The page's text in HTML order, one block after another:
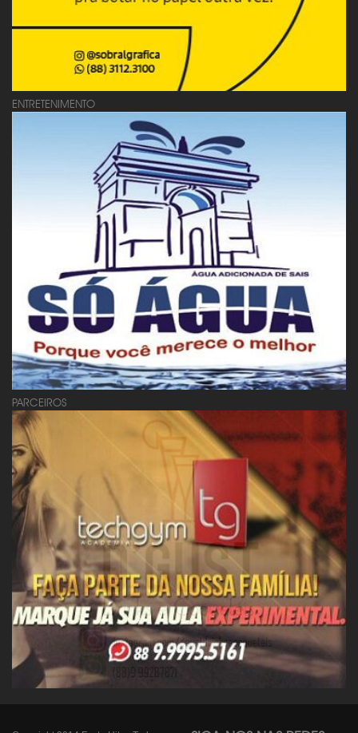
ENTRETENIMENTO
PARCEIROS